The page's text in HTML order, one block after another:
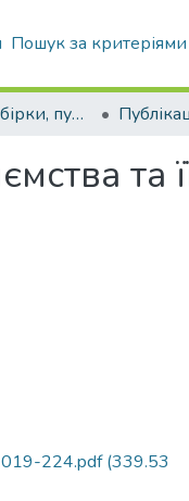
Пошук за критеріями
Конференції, збірки, публікації молодих вчених і здобувачів : магістрів, бакалаврів, аспірантів.
та
224.pdf(339.53